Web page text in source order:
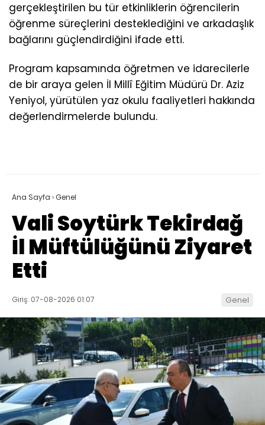
gerçekleştirilen bu tür etkinliklerin öğrencilerin
öğrenme süreçlerini desteklediğini ve arkadaşlık
bağlarını güçlendirdiğini ifade etti.
Program kapsamında öğretmen ve idarecilerle
de bir araya gelen İl Millî Eğitim Müdürü Dr. Aziz
Yeniyol, yürütülen yaz okulu faaliyetleri hakkında
değerlendirmelerde bulundu.
Ana Sayfa ›Genel
Vali Soytürk Tekirdağ
İl Müftülüğünü Ziyaret
Etti
Giriş: 07-08-2026 01:07 Genel